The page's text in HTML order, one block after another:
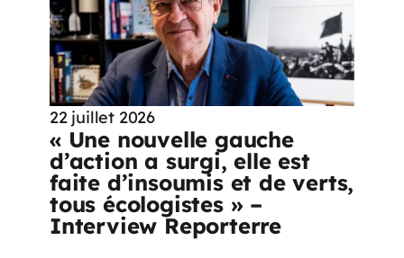
22 juillet 2026
« Une nouvelle gauche
d’action a surgi, elle est
faite d’insoumis et de verts,
tous écologistes » –
Interview Reporterre